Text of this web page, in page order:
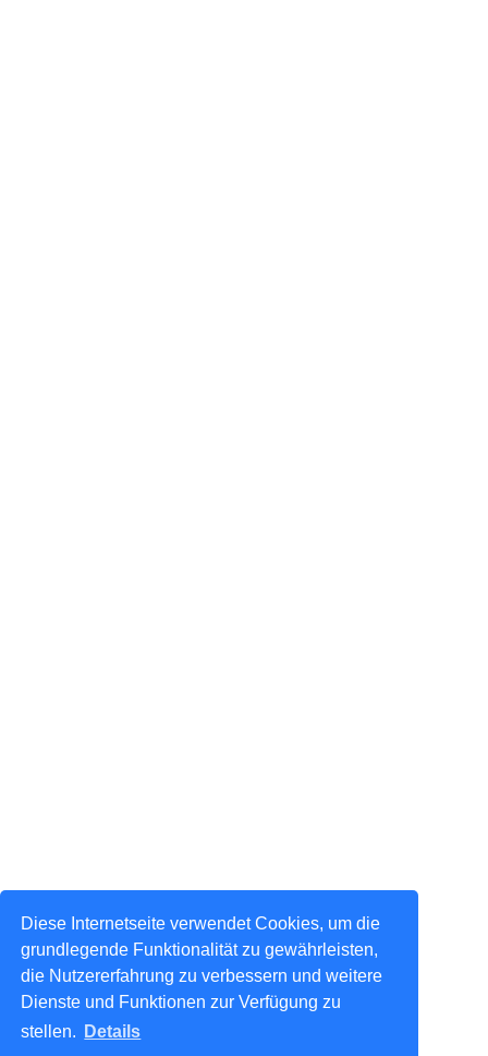
Diese Internetseite verwendet Cookies, um die
grundlegende Funktionalität zu gewährleisten,
die Nutzererfahrung zu verbessern und weitere
Dienste und Funktionen zur Verfügung zu
stellen.
Details